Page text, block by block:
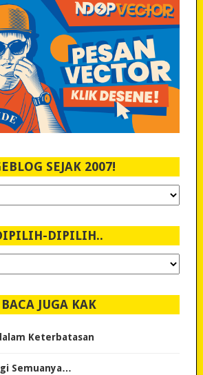
SEJAK 2007!
DIPILIH..
BACA JUGA KAK
Keterbatasan
Semuanya…